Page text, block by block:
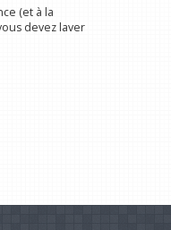
(et à la
devez laver